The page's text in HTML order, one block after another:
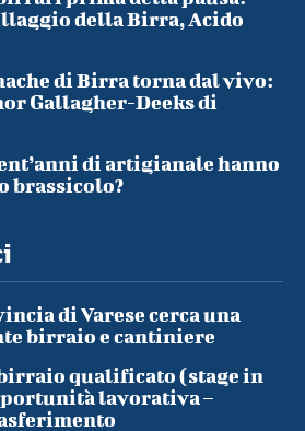
della Birra, Acido
di Birra torna dal vivo:
Gallagher-Deeks di
di artigianale hanno
brassicolo?
di Varese cerca una
birraio e cantiniere
qualificato (stage in
lavorativa –